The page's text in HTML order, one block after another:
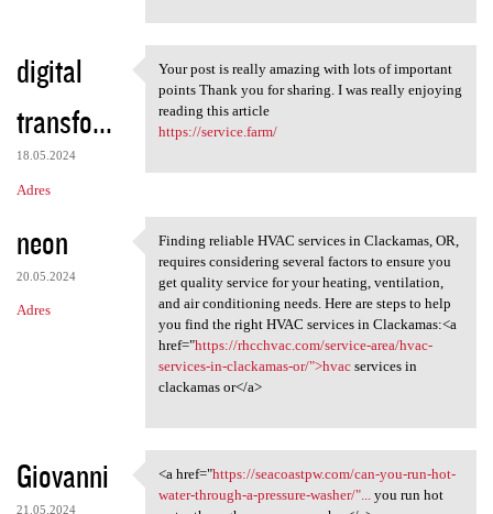
digital
transfo...
18.05.2024
Adres
Your post is really amazing
Your post is really amazing with lots of important
points Thank you for sharing. I was really enjoying
reading this article
https://service.farm/
neon
20.05.2024
Adres
Finding reliable HVAC
Finding reliable HVAC services in Clackamas, OR,
requires considering several factors to ensure you
get quality service for your heating, ventilation,
and air conditioning needs. Here are steps to help
you find the right HVAC services in Clackamas:<a
href="https://rhcchvac.com/service-area/hvac-
services-in-clackamas-or/">hvacservices in
clackamas or</a>
Giovanni
21.05.2024
<a href="https://seacoastpw
<a href="https://seacoastpw.com/can-you-run-hot-
water-through-a-pressure-washer/"...
you run hot